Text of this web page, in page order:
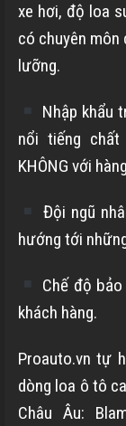
xe hơi, độ loa
có chuyên môn
lưỡng.
Nhập khẩu
nổi tiếng
KHÔNG với
Đội ngũ
hướng tới
Chế độ
khách hàng.
Proauto.vn tự
dòng loa ô tô
Châu Âu: